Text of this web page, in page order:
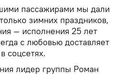
пассажирами мы дали
зимних праздников,
— исполнения 25 лет
с любовью доставляет
соцсетях.
лидер группы Роман